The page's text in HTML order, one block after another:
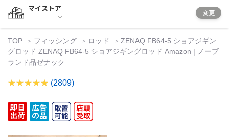
マイストア
変更
TOP フィッシング ロッド
ZENAQ FB64-5 ショアジギン
グロッド ZENAQ FB64-5 ショアジギングロッド Amazon | ノーブ
ランド品ゼナック
(2809)